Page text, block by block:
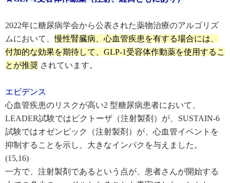
2022年に糖尿病学会から公表された薬物治療のアルゴリズ
ムにおいて、慢性腎臓病、心血管疾患を有する場合には、
付加的な効果を期待して、GLP-1受容体作動薬を使用するこ
とが推奨 されています。
エビデンス
心血管疾患のリスクが高い2 型糖尿病患者において、
LEADER試験ではビクトーザ（注射製剤）が、SUSTAIN-6
試験ではオゼンピック（注射製剤）が、心血管イベントを
抑制することを示し、大きなインパクを与えました。
(15,16)
一方で、注射製剤であるという点が、患者さんが開始する